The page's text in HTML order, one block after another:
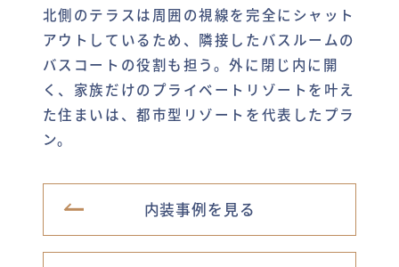
北側のテラスは周囲の視線を完全にシャット
アウトしているため、隣接したバスルームの
バスコートの役割も担う。外に閉じ内に開
く、家族だけのプライベートリゾートを叶え
た住まいは、都市型リゾートを代表したプラ
ン。
内装事例を見る